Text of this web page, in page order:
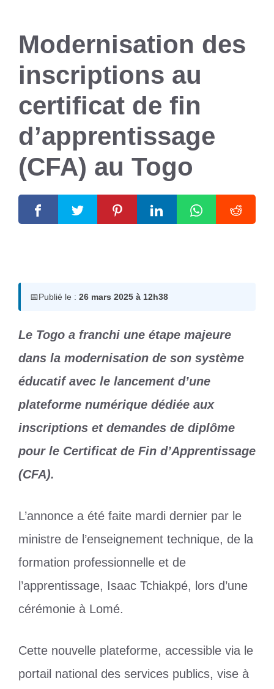
Modernisation des
inscriptions au
certificat de fin
d’apprentissage
(CFA) au Togo
📅Publié le : 26 mars 2025 à 12h38
Le Togo a franchi une étape majeure
dans la modernisation de son système
éducatif avec le lancement d’une
plateforme numérique dédiée aux
inscriptions et demandes de diplôme
pour le Certificat de Fin d’Apprentissage
(CFA).
L’annonce a été faite mardi dernier par le
ministre de l’enseignement technique, de la
formation professionnelle et de
l’apprentissage, Isaac Tchiakpé, lors d’une
cérémonie à Lomé.
Cette nouvelle plateforme, accessible via le
portail national des services publics, vise à